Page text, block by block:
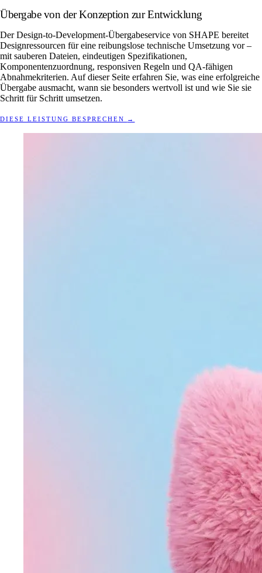
Übergabe von der Konzeption zur Entwicklung
Der Design-to-Development-Übergabeservice von SHAPE bereitet
Designressourcen für eine reibungslose technische Umsetzung vor –
mit sauberen Dateien, eindeutigen Spezifikationen,
Komponentenzuordnung, responsiven Regeln und QA-fähigen
Abnahmekriterien. Auf dieser Seite erfahren Sie, was eine erfolgreiche
Übergabe ausmacht, wann sie besonders wertvoll ist und wie Sie sie
Schritt für Schritt umsetzen.
DIESE LEISTUNG BESPRECHEN →